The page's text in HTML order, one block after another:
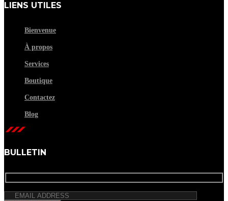
LIENS UTILES
Bienvenue
À propos
Services
Boutique
Contactez
Blog
BULLETIN